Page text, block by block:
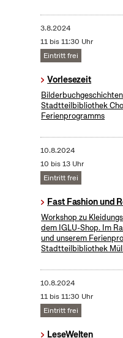
3.8.2024
11 bis 11:30 Uhr
Eintritt frei
Vorlesezeit
Stadtteilbibliothek
Ferienprogramms
10.8.2024
10 bis 13 Uhr
Eintritt frei
Fast Fashion und
Workshop zu
dem IGLU-Shop. Im
und unserem
Stadtteilbibliothek
10.8.2024
11 bis 11:30 Uhr
Eintritt frei
LeseWelten